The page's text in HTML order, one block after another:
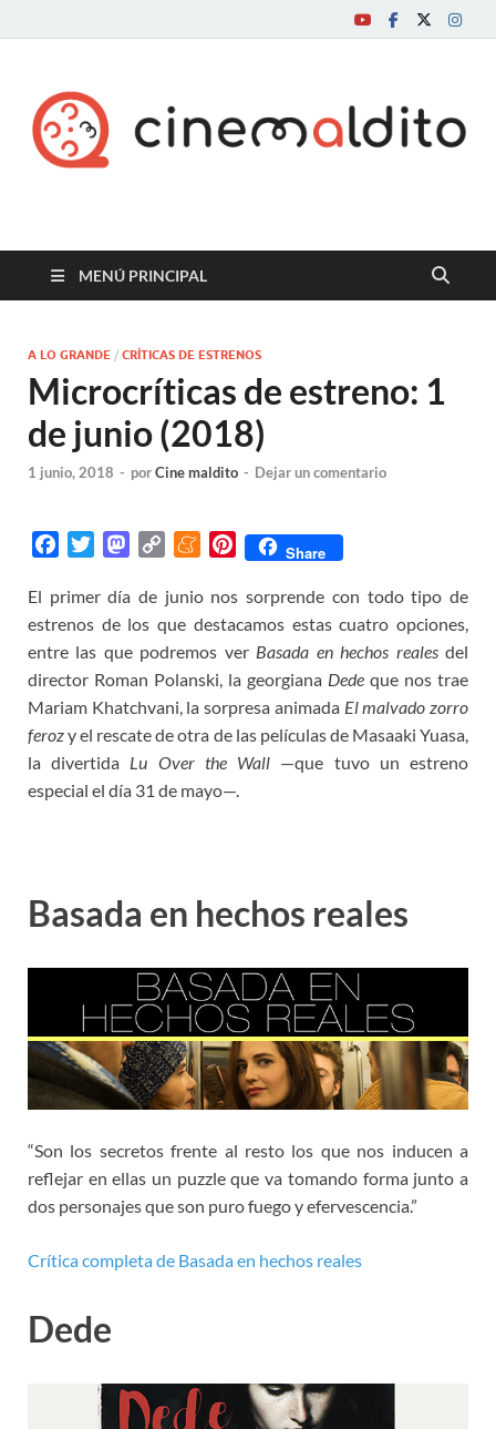
Cine maldito
MENÚ PRINCIPAL
A LO GRANDE / CRÍTICAS DE ESTRENOS
Microcríticas de estreno: 1
de junio (2018)
1 junio, 2018 - porCine maldito - Dejar un comentario
c
e
b
o
o
k
i
t
e
r
M
s
t
o
d
o
n
p
y
L
i
n
k
M
n
e
a
m
e
P
n
t
e
r
e
s
t
Share
El primer día de junio nos sorprende con todo tipo de
estrenos de los que destacamos estas cuatro opciones,
entre las que podremos ver Basada en hechos realesdel
director Roman Polanski, la georgiana Dede que nos trae
Mariam Khatchvani, la sorpresa animada El malvado zorro
ferozy el rescate de otra de las películas de Masaaki Yuasa,
la divertida Lu Over the Wall —que tuvo un estreno
especial el día 31 de mayo—.
Basada en hechos reales
“Son los secretos frente al resto los que nos inducen a
reflejar en ellas un puzzle que va tomando forma junto a
dos personajes que son puro fuego y efervescencia.”
Crítica completa de Basada en hechos reales
Dede